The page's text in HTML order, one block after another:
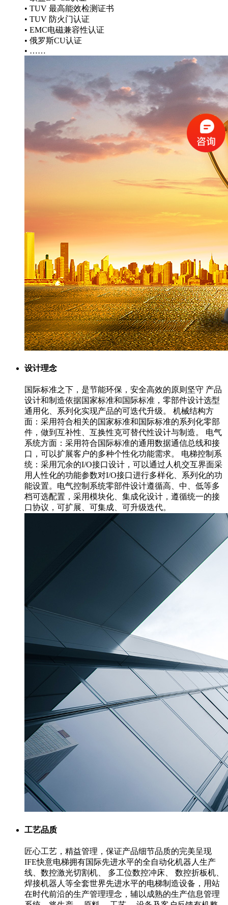
• TUV 最高能效检测证书
• TUV 防火门认证
• EMC电磁兼容性认证
• 俄罗斯CU认证
• ……
设计理念
国际标准之下，是节能环保，安全高效的原则坚守 产品
设计和制造依据国家标准和国际标准，零部件设计选型
通用化、系列化实现产品的可迭代升级。 机械结构方
面：采用符合相关的国家标准和国际标准的系列化零部
件，做到互补性、互换性克可替代性设计与制造。 电气
系统方面：采用符合国际标准的通用数据通信总线和接
口，可以扩展客户的多种个性化功能需求。 电梯控制系
统：采用冗余的I/O接口设计，可以通过人机交互界面采
用人性化的功能参数对I/O接口进行多样化、系列化的功
能设置。电气控制系统零部件设计遵循高、中、低等多
档可选配置，采用模块化、集成化设计，遵循统一的接
口协议，可扩展、可集成、可升级迭代。
工艺品质
匠心工艺，精益管理，保证产品细节品质的完美呈现
IFE快意电梯拥有国际先进水平的全自动化机器人生产
线、数控激光切割机、 多工位数控冲床、 数控折板机、
焊接机器人等全套世界先进水平的电梯制造设备，用站
在时代前沿的生产管理理念，辅以成熟的生产信息管理